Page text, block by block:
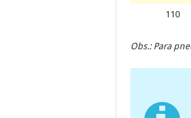
110
Obs.: Para